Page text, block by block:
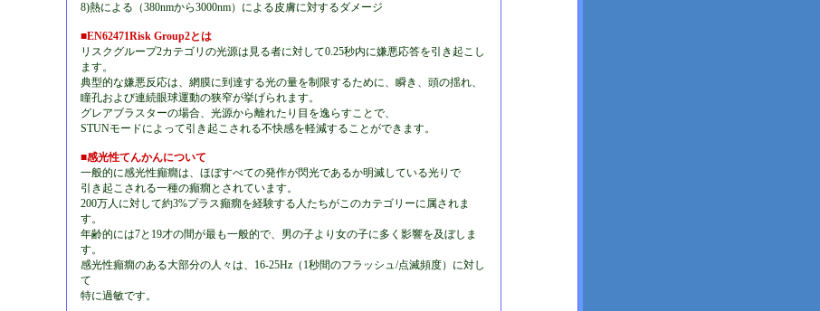
8)熱による（380nmから3000nm）による皮膚に対するダメージ
■EN62471Risk Group2とは
リスクグループ2カテゴリの光源は見る者に対して0.25秒内に嫌悪応答を引き起こし
ます。
典型的な嫌悪反応は、網膜に到達する光の量を制限するために、瞬き、頭の揺れ、
瞳孔および連続眼球運動の狭窄が挙げられます。
グレアブラスターの場合、光源から離れたり目を逸らすことで、
STUNモードによって引き起こされる不快感を軽減することができます。
■感光性てんかんについて
一般的に感光性癲癇は、ほぼすべての発作が閃光であるか明滅している光りで
引き起こされる一種の癲癇とされています。
200万人に対して約3%プラス癲癇を経験する人たちがこのカテゴリーに属されま
す。
年齢的には7と19才の間が最も一般的で、男の子より女の子に多く影響を及ぼしま
す。
感光性癲癇のある大部分の人々は、16-25Hz（1秒間のフラッシュ/点滅頻度）に対し
て
特に過敏です。